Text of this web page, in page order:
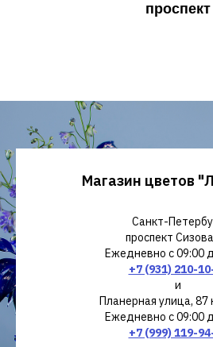
проспект
Магазин цветов
Санкт-
проспект
Ежедневно с 09:00
+7 (931) 210-
и
Планерная улица, 87
Ежедневно с 09:00
+7 (999) 119-